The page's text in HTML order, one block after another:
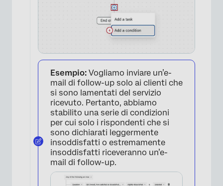
Esempio: Vogliamo inviare un’e-
mail di follow-up solo ai clienti che
si sono lamentati del servizio
ricevuto. Pertanto, abbiamo
stabilito una serie di condizioni
per cui solo i rispondenti che si
sono dichiarati leggermente
insoddisfatti o estremamente
insoddisfatti riceveranno un’e-
mail di follow-up.